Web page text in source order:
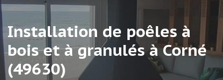
Installation de poêles à
bois et à granulés à Corné
(49630)